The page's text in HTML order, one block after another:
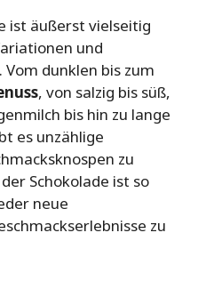
ist äußerst vielseitig
und
dunklen bis zum
, von salzig bis süß,
bis hin zu lange
es unzählige
zu
Schokolade ist so
neue
zu